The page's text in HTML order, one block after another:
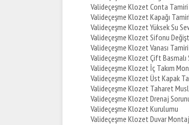
Valideçeşme Klozet Conta Tamiri
Valideçeşme Klozet Kapağı Tamiri
Valideçeşme Klozet Yüksek Su
Valideçeşme Klozet Sifonu
Valideçeşme Klozet Vanası Tamiri
Valideçeşme Klozet Çift
Valideçeşme Klozet İç Takım
Valideçeşme Klozet Üst Kapak
Valideçeşme Klozet Taharet
Valideçeşme Klozet Drenaj
Valideçeşme Klozet Kurulumu
Valideçeşme Klozet Duvar